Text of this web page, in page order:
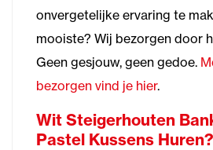
onvergetelijke ervaring te
mooiste? Wij bezorgen door
Geen gesjouw, geen gedoe.
bezorgen vind je hier.
Wit Steigerhouten
Pastel Kussens Huren?